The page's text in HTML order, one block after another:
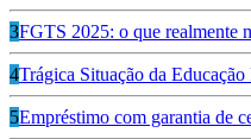
3FGTS 2025: o que realmente
4Trágica Situação da
5Empréstimo com garantia de